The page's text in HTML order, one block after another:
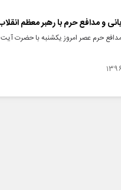
و مدافع حرم با رهبر معظم
حرم عصر امروز یکشنبه با حضرت آیت